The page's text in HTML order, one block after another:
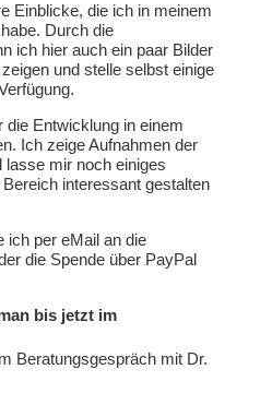
Einblicke, die ich in meinem
Durch die
ich hier auch ein paar Bilder
und stelle selbst einige
die Entwicklung in einem
Ich zeige Aufnahmen der
mir noch einiges
interessant gestalten
ich per eMail an die
die Spende über PayPal
bis jetzt im
Beratungsgespräch mit Dr.